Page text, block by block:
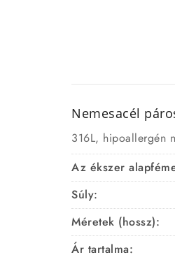
Nemesacél
316L, hipoallergén
Az ékszer
Súly:
Méretek (hossz):
Ár tartalma: